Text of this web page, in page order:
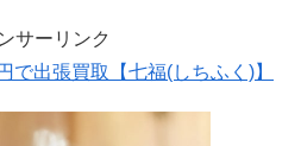
サーリンク
で出張買取【七福(しちふく)】